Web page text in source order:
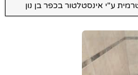
ע"י אינסטלטור בכפר בן נון